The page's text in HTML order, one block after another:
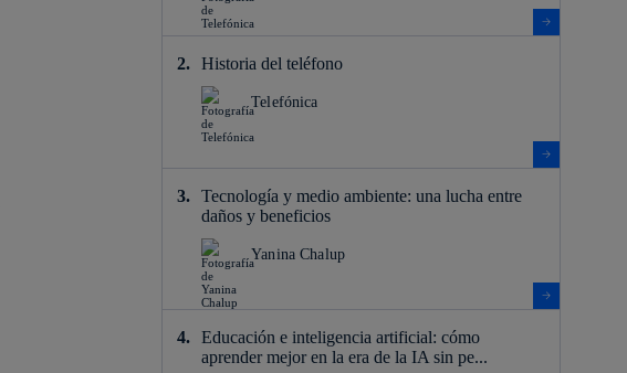
Historia del teléfono
Telefónica
Tecnología y medio ambiente: una lucha entre
daños y beneficios
Yanina Chalup
Educación e inteligencia artificial: cómo
aprender mejor en la era de la IA sin pe...